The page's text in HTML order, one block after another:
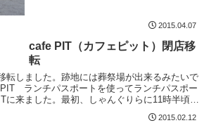
村町今村甲4160-211時～24時0985-89-0...
2015.04.07
cafe PIT（カフェピット）閉店移
転
転しました。跡地には葬祭場が出来るみたいで
ランチパスポートを使ってランチパスポー
に来ました。最初、しゃんぐりらに11時半頃行
2015.02.12